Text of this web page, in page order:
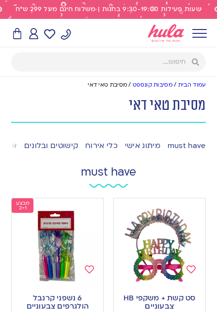
שעות פעילות 9:30-19:00 בחנות | משלוח חינם מעל 299 ש"ח
עמוד הבית /מסיבות קונספט/ מסיבת טאי דאי
מסיבת טאי דאי
must have מיתוג אישי כלי אירוח קישוטים ובלונים
must have
to
wishlist
סט קשת + משקפי HB
צבעוניים
מבצע
2+1
wishlist
6 נשפני קרנבל
הולגרפים צבעוניים